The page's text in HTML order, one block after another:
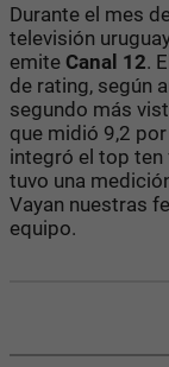
Durante el mes
televisión
emite Canal 12.
de rating, según
segundo más
que midió 9,2
integró el top ten
tuvo una
Vayan nuestras
equipo.